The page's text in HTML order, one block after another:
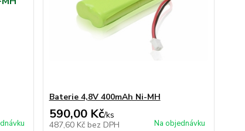
Baterie 4,8V 400mAh Ni-MH
590,00 Kč/ks
487,60 Kč bez DPH Na objednávku